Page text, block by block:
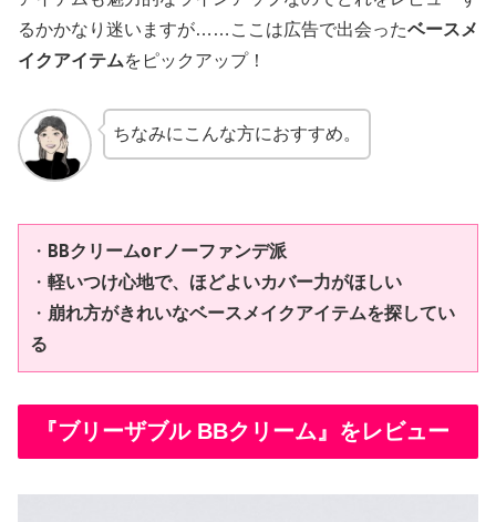
るかかなり迷いますが……ここは広告で出会ったベースメ
イクアイテムをピックアップ！
ちなみにこんな方におすすめ。
・ BBクリームorノーファンデ派
・ 軽いつけ心地で、ほどよいカバー力がほしい
・ 崩れ方がきれいなベースメイクアイテムを探してい
る
『ブリーザブル BBクリーム』をレビュー